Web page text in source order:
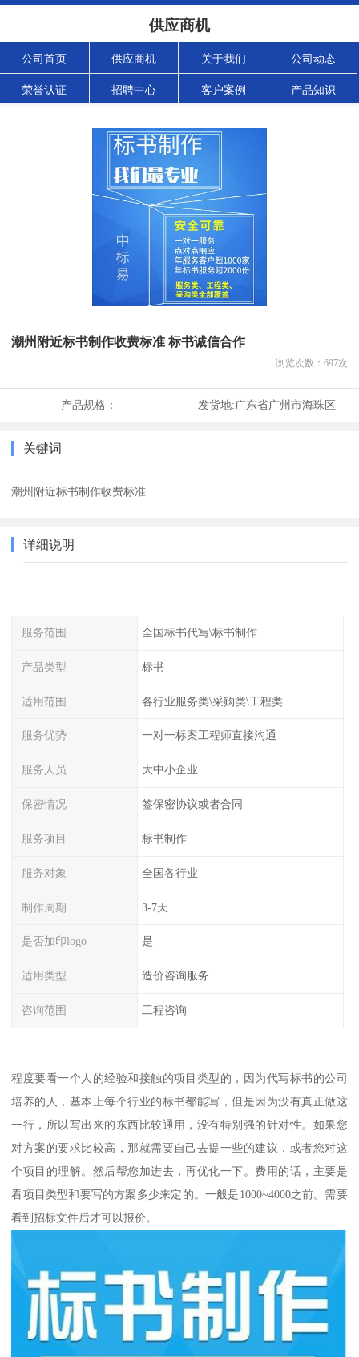
供应商机
公司首页 供应商机 关于我们 公司动态
荣誉认证 招聘中心 客户案例 产品知识
潮州附近标书制作收费标准 标书诚信合作
浏览次数： 697次
产品规格： 发货地:广东省广州市海珠区
关键词
潮州附近标书制作收费标准
详细说明
服务范围 全国标书代写\标书制作
产品类型 标书
适用范围 各行业服务类\采购类\工程类
服务优势 一对一标案工程师直接沟通
服务人员 大中小企业
保密情况 签保密协议或者合同
服务项目 标书制作
服务对象 全国各行业
制作周期 3-7天
是否加印logo 是
适用类型 造价咨询服务
咨询范围 工程咨询
程度要看一个人的经验和接触的项目类型的，因为代写标书的公司
培养的人，基本上每个行业的标书都能写，但是因为没有真正做这
一行，所以写出来的东西比较通用，没有特别强的针对性。如果您
对方案的要求比较高，那就需要自己去提一些的建议，或者您对这
个项目的理解。然后帮您加进去，再优化一下。费用的话，主要是
看项目类型和要写的方案多少来定的。一般是1000~4000之前。需要
看到招标文件后才可以报价。